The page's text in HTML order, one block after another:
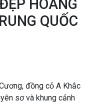
HOANG
QUỐC
đồng cỏ A Khắc
sơ và khung cảnh